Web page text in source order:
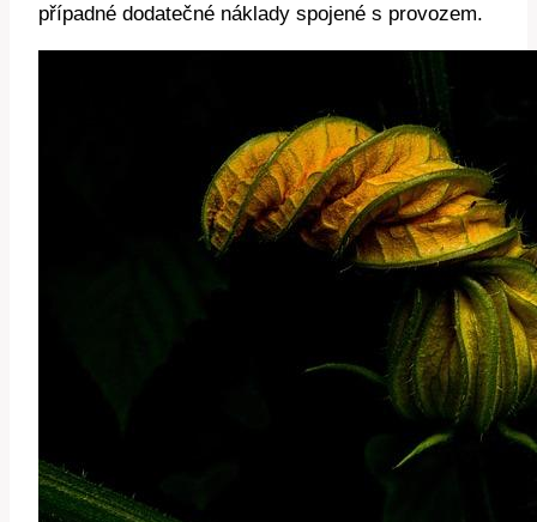
případné dodatečné náklady spojené s provozem.